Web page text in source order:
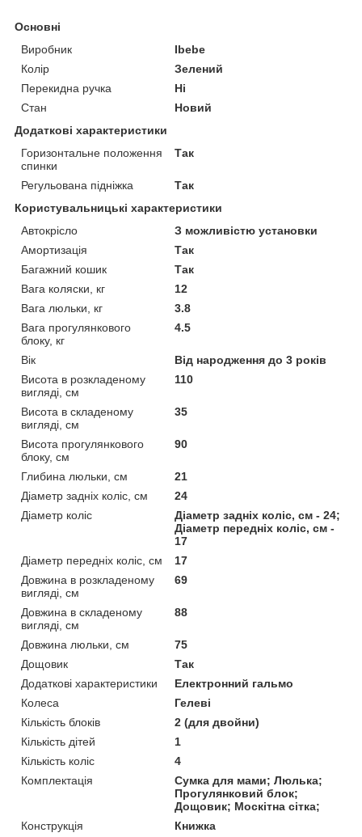
Основні
Виробник
Ibebe
Колір
Зелений
Перекидна ручка
Ні
Стан
Новий
Додаткові характеристики
Горизонтальне положення
спинки
Так
Регульована підніжка
Так
Користувальницькі характеристики
Автокрісло
З можливістю установки
Амортизація
Так
Багажний кошик
Так
Вага коляски, кг
12
Вага люльки, кг
3.8
Вага прогулянкового
блоку, кг
4.5
Вік
Від народження до 3 років
Висота в розкладеному
вигляді, см
110
Висота в складеному
вигляді, см
35
Висота прогулянкового
блоку, см
90
Глибина люльки, см
21
Діаметр задніх коліс, см
24
Діаметр коліс
Діаметр задніх коліс, см - 24;
Діаметр передніх коліс, см -
17
Діаметр передніх коліс, см
17
Довжина в розкладеному
вигляді, см
69
Довжина в складеному
вигляді, см
88
Довжина люльки, см
75
Дощовик
Так
Додаткові характеристики
Електронний гальмо
Колеса
Гелеві
Кількість блоків
2 (для двойни)
Кількість дітей
1
Кількість коліс
4
Комплектація
Сумка для мами; Люлька;
Прогулянковий блок;
Дощовик; Москітна сітка;
Конструкція
Книжка